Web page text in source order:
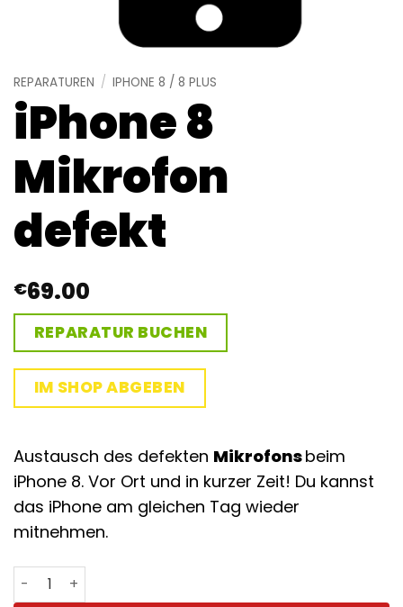
REPARATUREN / IPHONE 8 / 8 PLUS
iPhone 8
Mikrofon
defekt
€69.00
REPARATUR BUCHEN
IM SHOP ABGEBEN
Austausch des defekten Mikrofonsbeim
iPhone 8. Vor Ort und in kurzer Zeit! Du kannst
das iPhone am gleichen Tag wieder
mitnehmen.
iPhone 8 Mikrofon defekt Menge